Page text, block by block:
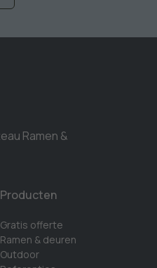
Producten
Gratis offerte
Ramen & deuren
Outdoor